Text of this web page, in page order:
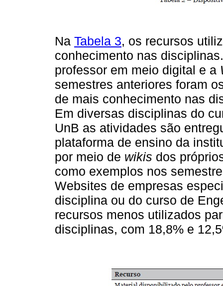
Na Tabela 3, os recursos
conhecimento nas
professor em meio digital e a
semestres anteriores foram
de mais conhecimento nas
Em diversas disciplinas do
UnB as atividades são
plataforma de ensino da
por meio de wikis dos
como exemplos nos
Websites de empresas
disciplina ou do curso de
recursos menos utilizados
disciplinas, com 18,8% e